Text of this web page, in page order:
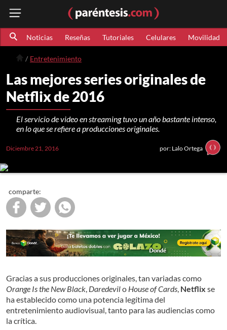
Noticias Reseñas Tutoriales Celulares Movilidad
Entretenimiento
Las mejores series originales de
Netflix de 2016
El servicio de video en streaming tuvo un año bastante intenso,
en lo que se refiere a producciones originales.
Diciembre 21, 2016 por: Lalo Ortega
comparte:
Gracias a sus producciones originales, tan variadas como
Orange Is the New Black Daredevilo House of Cards Netflix se
ha establecido como una potencia legítima del
entretenimiento audiovisual, tanto para las audiencias como
la crítica.